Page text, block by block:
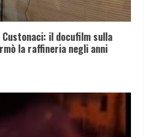
il docufilm sulla
la raffineria negli anni